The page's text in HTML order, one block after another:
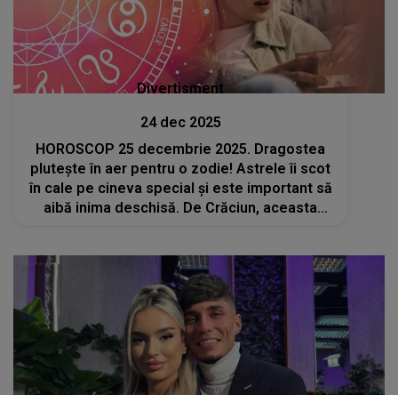
Divertisment
24 dec 2025
HOROSCOP 25 decembrie 2025. Dragostea
plutește în aer pentru o zodie! Astrele îi scot
în cale pe cineva special și este important să
aibă inima deschisă. De Crăciun, aceasta